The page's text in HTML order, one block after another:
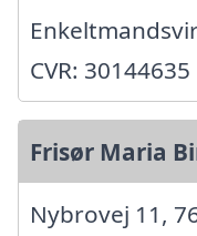
CVR: 30144635
Frisør Maria
Nybrovej 11,